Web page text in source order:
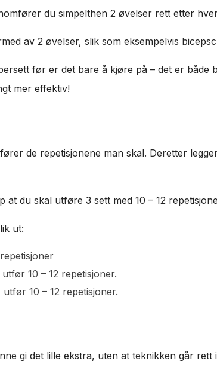
du simpelthen 2 øvelser rett etter
av 2 øvelser, slik som eksempelvis
før er det bare å kjøre på – det er både
mer effektiv!
de repetisjonene man skal. Deretter
at du skal utføre 3 sett med 10 – 12
ut:
10 – 12 repetisjoner.
10 – 12 repetisjoner.
gi det lille ekstra, uten at teknikken går rett